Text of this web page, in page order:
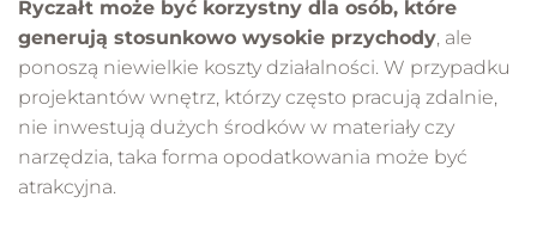
Ryczałt może być korzystny dla osób, które
generują stosunkowo wysokie przychody, ale
ponoszą niewielkie koszty działalności. W przypadku
projektantów wnętrz, którzy często pracują zdalnie,
nie inwestują dużych środków w materiały czy
narzędzia, taka forma opodatkowania może być
atrakcyjna.